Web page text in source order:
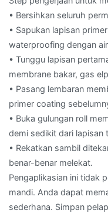
• Bersihkan seluruh
• Sapukan lapisan
waterproofing dengan
• Tunggu lapisan
membrane bakar, gas
• Pasang lembaran
primer coating
• Buka gulungan roll
demi sedikit dari lapisan
• Rekatkan sambil
benar-benar melekat.
Pengaplikasian ini tidak
mandi. Anda dapat
sederhana. Simpan